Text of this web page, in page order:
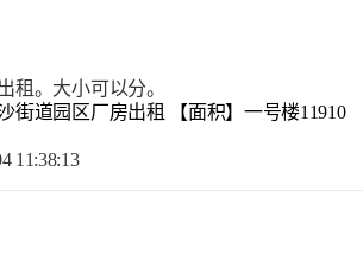
租。大小可以分。
街道园区厂房出租 【面积】一号楼11910
11:38:13